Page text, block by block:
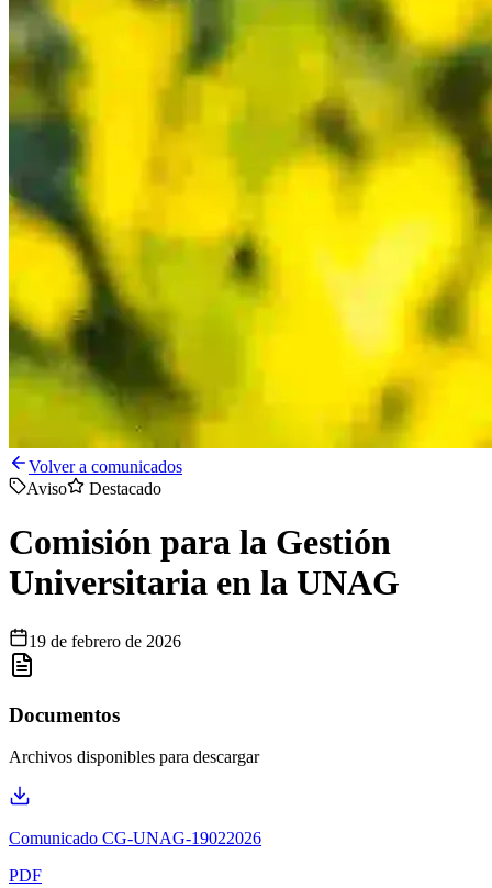
Volver a comunicados
Aviso
Destacado
Comisión para la Gestión
Universitaria en la UNAG
19 de febrero de 2026
Documentos
Archivos disponibles para descargar
Comunicado CG-UNAG-19022026
PDF